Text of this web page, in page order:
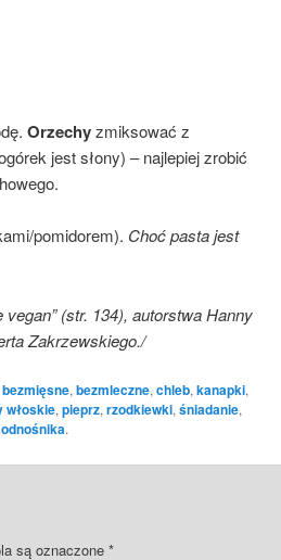
Orzechyzmiksować z
jest słony) – najlepiej zrobić
pomidorem). Choć pasta jest
(str. 134), autorstwa Hanny
Zakrzewskiego./
bezmięsne, bezmleczne, chleb, kanapki,
włoskie, pieprz, rzodkiewki, śniadanie,
.
są oznaczone *